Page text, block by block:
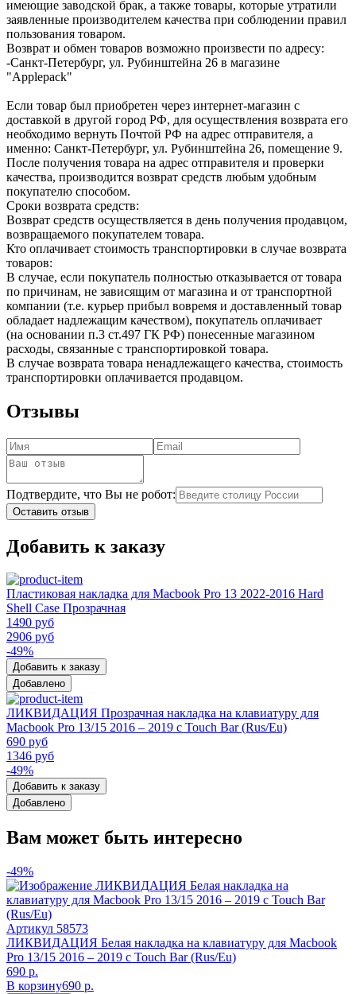
имеющие заводской брак, а также товары, которые утратили
заявленные производителем качества при соблюдении правил
пользования товаром.
Возврат и обмен товаров возможно произвести по адресу:
-Санкт-Петербург, ул. Рубинштейна 26 в магазине
"Applepack"
Если товар был приобретен через интернет-магазин с
доставкой в другой город РФ, для осуществления возврата его
необходимо вернуть Почтой РФ на адрес отправителя, а
именно: Санкт-Петербург, ул. Рубинштейна 26, помещение 9.
После получения товара на адрес отправителя и проверки
качества, производится возврат средств любым удобным
покупателю способом.
Сроки возврата средств:
Возврат средств осуществляется в день получения продавцом,
возвращаемого покупателем товара.
Кто оплачивает стоимость транспортировки в случае возврата
товаров:
В случае, если покупатель полностью отказывается от товара
по причинам, не зависящим от магазина и от транспортной
компании (т.е. курьер прибыл вовремя и доставленный товар
обладает надлежащим качеством), покупатель оплачивает
(на основании п.3 ст.497 ГК РФ) понесенные магазином
расходы, связанные с транспортировкой товара.
В случае возврата товара ненадлежащего качества, стоимость
транспортировки оплачивается продавцом.
Отзывы
Подтвердите, что Вы не робот:
Оставить отзыв
Добавить к заказу
Пластиковая накладка для Macbook Pro 13 2022-2016 Hard
Shell Case Прозрачная
1490 руб
2906 руб
-49%
Добавить к заказу
Добавлено
ЛИКВИДАЦИЯ Прозрачная накладка на клавиатуру для
Macbook Pro 13/15 2016 – 2019 с Touch Bar (Rus/Eu)
690 руб
1346 руб
-49%
Добавить к заказу
Добавлено
Вам может быть интересно
-49%
Артикул 58573
ЛИКВИДАЦИЯ Белая накладка на клавиатуру для Macbook
Pro 13/15 2016 – 2019 с Touch Bar (Rus/Eu)
690 р.
В корзину690 р.